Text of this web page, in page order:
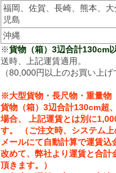
福岡、佐賀、長崎、熊本、
児島
沖縄
※貨物（箱）3辺合計130cm
送時、上記運賃適用。
（80,000円以上のお買い上げ
※大型貨物・長尺物・重量物
貨物（箱）3辺合計130cm超
場合、 上記運賃とは別に
す。 （ご注文時、システム
メールにて自動計算で運賃込
改めて、弊社より運賃と合計
頂きます。）